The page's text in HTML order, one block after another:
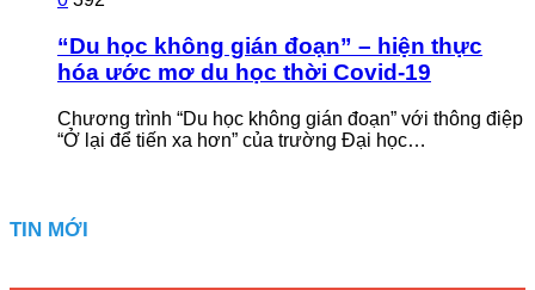
“Du học không gián đoạn” – hiện thực
hóa ước mơ du học thời Covid-19
Chương trình “Du học không gián đoạn” với thông điệp
“Ở lại để tiến xa hơn” của trường Đại học…
TIN MỚI